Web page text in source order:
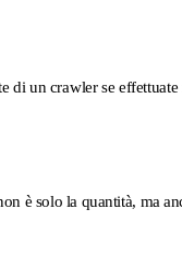
di un crawler se
è solo la quantità, ma